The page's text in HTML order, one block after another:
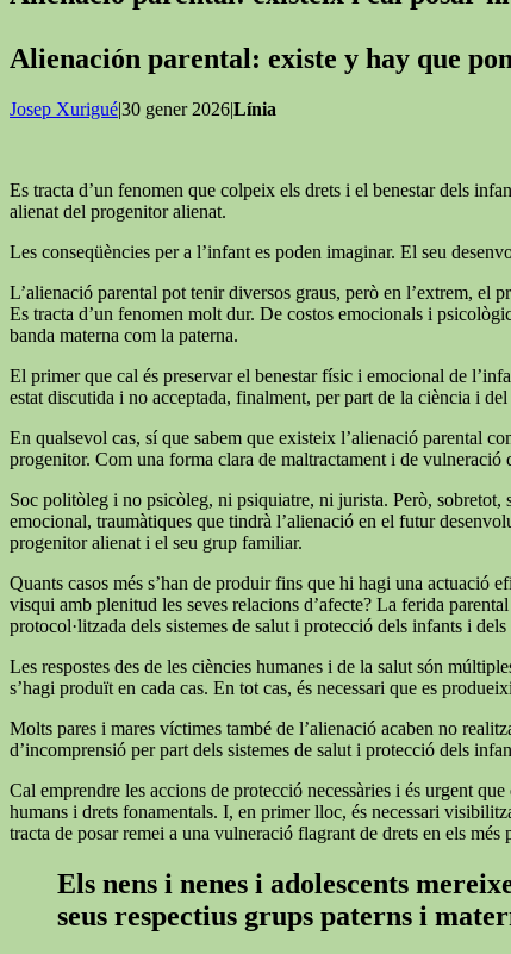
Alienación parental: existe y hay que
Josep Xurigué|30 gener 2026|Línia
Es tracta d’un fenomen que colpeix els drets i el benestar dels
alienat del progenitor alienat.
Les conseqüències per a l’infant es poden imaginar. El seu
L’alienació parental pot tenir diversos graus, però en l’extrem, el
Es tracta d’un fenomen molt dur. De costos emocionals i
banda materna com la paterna.
El primer que cal és preservar el benestar físic i emocional de
estat discutida i no acceptada, finalment, per part de la ciència i
En qualsevol cas, sí que sabem que existeix l’alienació parental
progenitor. Com una forma clara de maltractament i de vulneració
Soc politòleg i no psicòleg, ni psiquiatre, ni jurista. Però, sobretot,
emocional, traumàtiques que tindrà l’alienació en el futur
progenitor alienat i el seu grup familiar.
Quants casos més s’han de produir fins que hi hagi una actuació
visqui amb plenitud les seves relacions d’afecte? La ferida
protocol·litzada dels sistemes de salut i protecció dels infants i
Les respostes des de les ciències humanes i de la salut són
s’hagi produït en cada cas. En tot cas, és necessari que es
Molts pares i mares víctimes també de l’alienació acaben no
d’incomprensió per part dels sistemes de salut i protecció dels
Cal emprendre les accions de protecció necessàries i és urgent
humans i drets fonamentals. I, en primer lloc, és necessari
tracta de posar remei a una vulneració flagrant de drets en els més
Els nens i nenes i adolescents
seus respectius grups paterns i